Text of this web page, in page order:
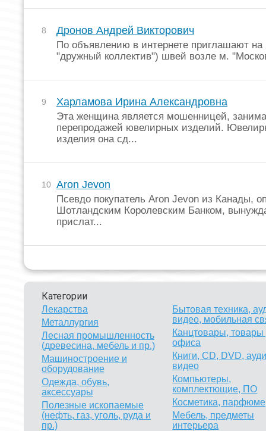
8 Дронов Андрей Викторович
По объявлению в интернете приглашают на
"дружный коллектив") швей возле м.
9 Харламова Ирина Александровна
Эта женщина является мошенницей,
перепродажей ювелирных изделий.
изделия она сд...
10 Aron Jevon
Псевдо покупатель Aron Jevon из Канады,
Шотландским Королевским Банком,
прислат...
Категории
Лекарства
Металлургия
Лесная промышленность
(древесина, мебель и пр.)
Машиностроение и
оборудование
Одежда, обувь,
аксессуары
Полезные ископаемые
(нефть, газ, уголь, руда и
пр.)
Бытовая техника,
видео, мобильная
Канцтовары, товары
офиса
Книги, CD, DVD,
видео
Компьютеры,
комплектющие, ПО
Косметика,
Мебель, предметы
интерьера